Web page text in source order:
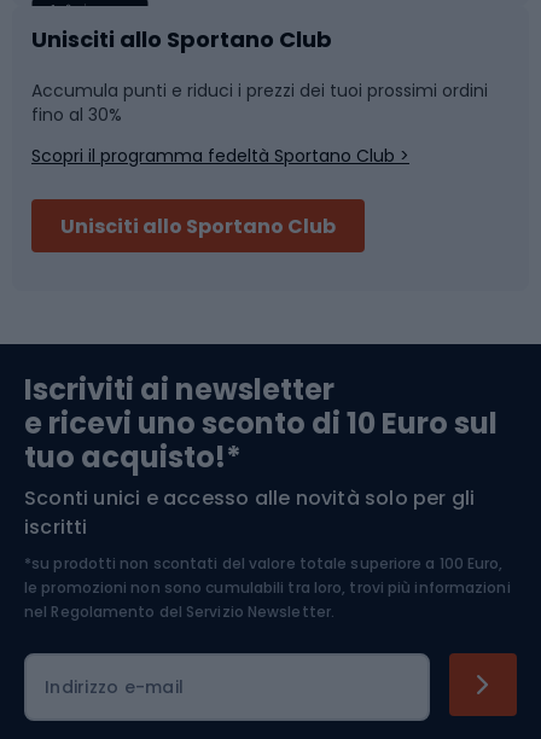
Caschi da ciclismo
Skitouring
Abbigliamento da escursionismo
Nuoto
Pattinaggio
Componenti per biciclette
Arrampicata
Medicina dello sport
Abbigliamento ciclistico
Unisciti allo Sportano Club
Accumula punti e riduci i prezzi dei tuoi prossimi ordini
fino al 30%
Scopri il programma fedeltà Sportano Club >
Unisciti allo Sportano Club
Iscriviti ai newsletter
e ricevi uno sconto di 10 Euro sul
tuo acquisto!*
Sconti unici e accesso alle novità solo per gli
iscritti
*su prodotti non scontati del valore totale superiore a 100 Euro,
le promozioni non sono cumulabili tra loro, trovi più informazioni
nel Regolamento del Servizio Newsletter.
Indirizzo e-mail